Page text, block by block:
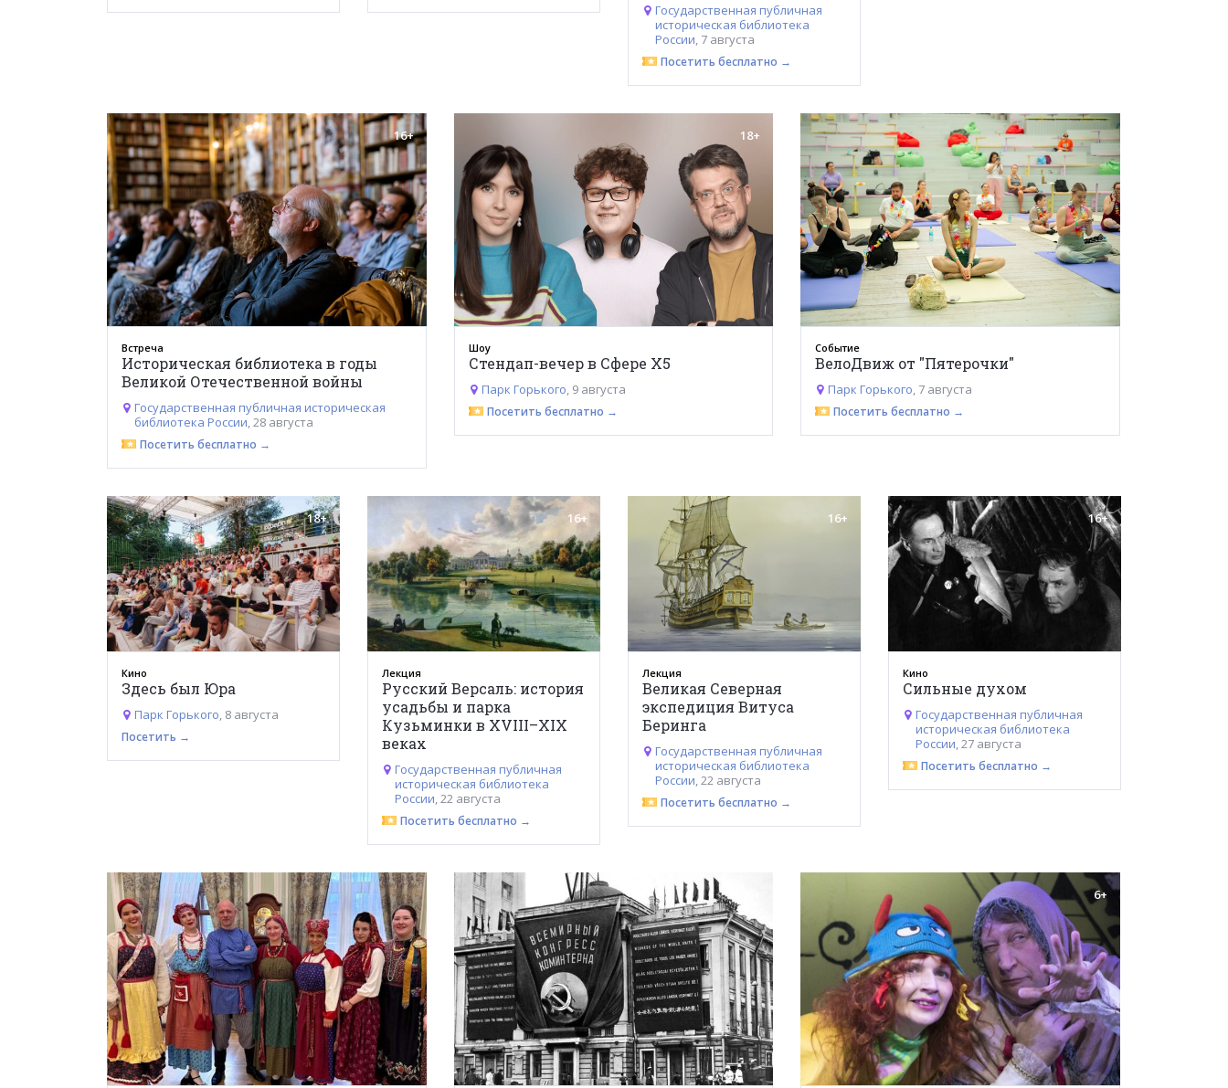
Государственная публичная
историческая библиотека
России , 7 августа
Посетить бесплатно →
16+
Встреча
Историческая библиотека в годы
Великой Отечественной войны
Государственная публичная историческая
библиотека России, 28 августа
Посетить бесплатно →
18+
Шоу
Стендап-вечер в Сфере Х5
Парк Горького, 9 августа
Посетить бесплатно →
Событие
ВелоДвиж от "Пятерочки"
Парк Горького, 7 августа
Посетить бесплатно →
18+
Кино
Здесь был Юра
Парк Горького, 8 августа
Посетить →
16+
Лекция
Русский Версаль: история
усадьбы и парка
Кузьминки в XVIII–XIX
веках
Государственная публичная
историческая библиотека
России, 22 августа
Посетить бесплатно →
16+
Лекция
Великая Северная
экспедиция Витуса
Беринга
Государственная публичная
историческая библиотека
России, 22 августа
Посетить бесплатно →
16+
Кино
Сильные духом
Государственная публичная
историческая библиотека
России, 27 августа
Посетить бесплатно →
6+